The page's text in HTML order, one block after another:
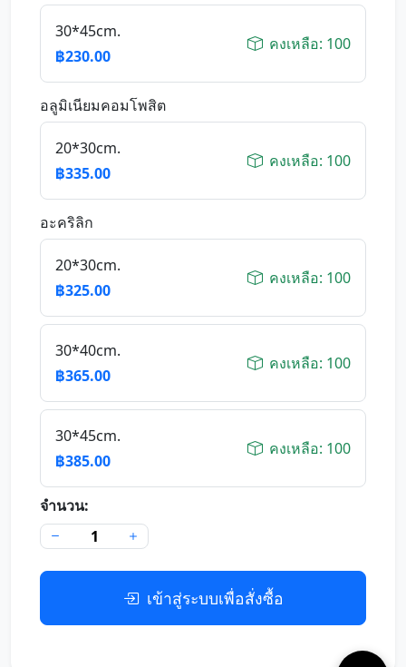
30*45cm.
฿230.00
คงเหลือ: 100
อลูมิเนียมคอมโพสิต
20*30cm.
฿335.00
คงเหลือ: 100
อะคริลิก
20*30cm.
฿325.00
คงเหลือ: 100
30*40cm.
฿365.00
คงเหลือ: 100
30*45cm.
฿385.00
คงเหลือ: 100
จำนวน:
เข้าสู่ระบบเพื่อสั่งซื้อ